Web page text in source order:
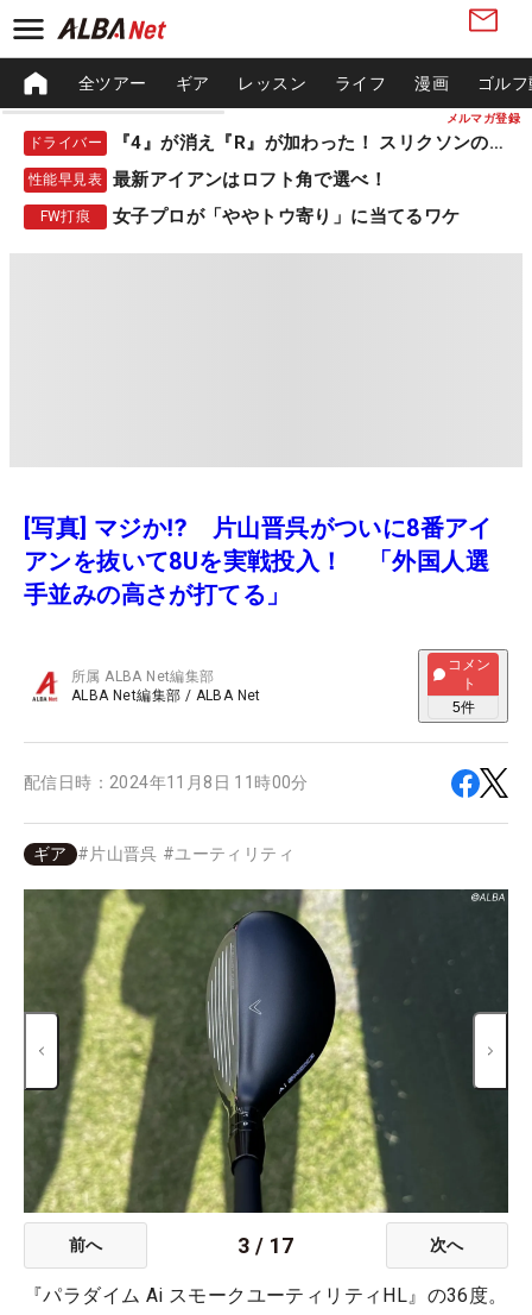
メルマガ登録
全ツアー ギア レッスン ライフ 漫画 ゴル
ドライバー 『4』が消え『R』が加わった！ スリクソンの新作
性能早見表 最新アイアンはロフト角で選べ！
FW打痕 女子プロが「ややトウ寄り」に当てるワケ
[写真] マジか⁉ 片山晋呉がついに8番アイ
アンを抜いて8Uを実戦投入！ 「外国人選
手並みの高さが打てる」
所属ALBA Net編集部
ALBA Net編集部 / ALBA Net
コメン
ト
5件
配信日時： 2024年11月8日 11時00分
ギア # 片山晋呉 #ユーティリティ
前へ 3 / 17 次へ
『パラダイム Ai スモークユーティリティHL』の36度。